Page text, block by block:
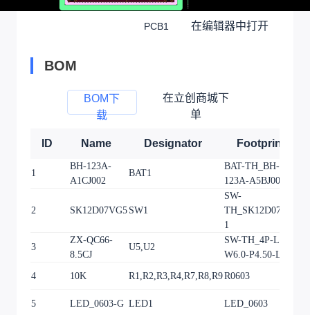
PCB1 在编辑器中打开
BOM
BOM下
载
在立创商城下
单
ID Name Designator Footprint
1
BH-123A-
A1CJ002
BAT1
BAT-TH_BH-
123A-A5BJ002
2 SK12D07VG5 SW1
SW-
TH_SK12D07VG5-
1
3
ZX-QC66-
8.5CJ
U5,U2
SW-TH_4P-L6.0-
W6.0-P4.50-LS6.3
4 10K R1,R2,R3,R4,R7,R8,R9R0603
5 LED_0603-G LED1 LED_0603